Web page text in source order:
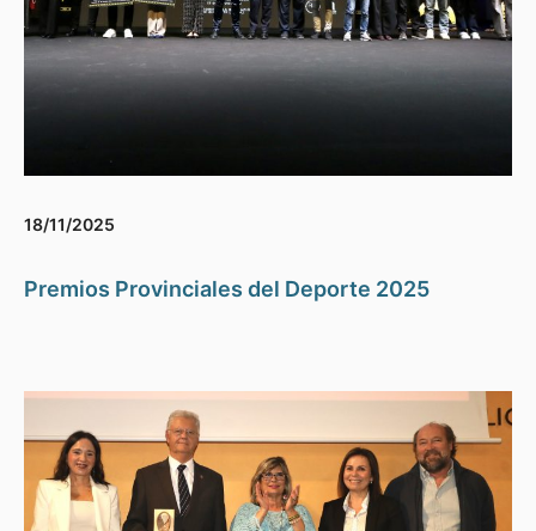
18/11/2025
Premios Provinciales del Deporte 2025